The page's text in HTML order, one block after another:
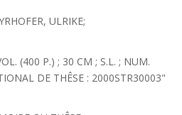
ULRIKE;
(400 P.) ; 30 CM ; S.L. ; NUM.
DE THÊSE : 2000STR30003"